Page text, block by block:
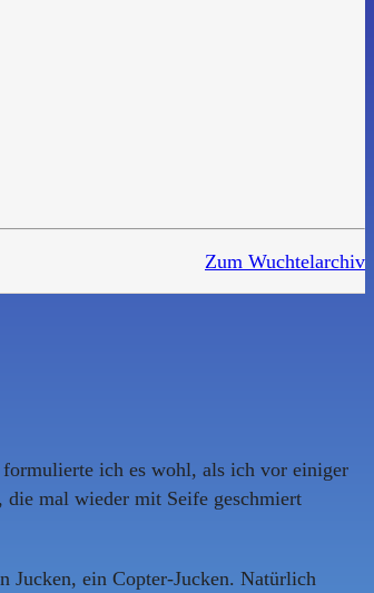
Zum Wuchtelarchiv
formulierte ich es wohl, als ich vor einiger
die mal wieder mit Seife geschmiert
Jucken, ein Copter-Jucken. Natürlich